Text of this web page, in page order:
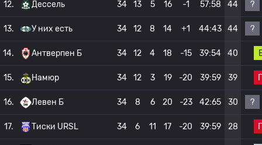
12. Дессель 34 13 5 16 -1 57:58 44 ?
13. У них есть 34 12 8 14 +1 44:43 44 ?
14. Антверпен Б 34 12 4 18 -15 39:54 40
15. Намюр 34 12 3 19 -20 39:59 39
16. Левен Б 34 8 6 20 -23 42:65 30 ?
17. Тиски URSL 34 6 11 17 -20 39:59 28